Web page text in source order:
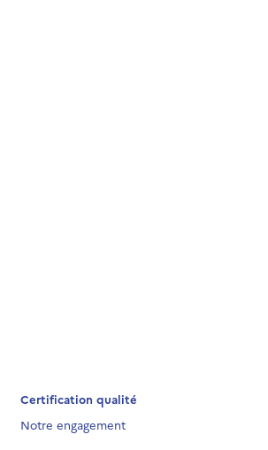
Certification qualité
Notre engagement